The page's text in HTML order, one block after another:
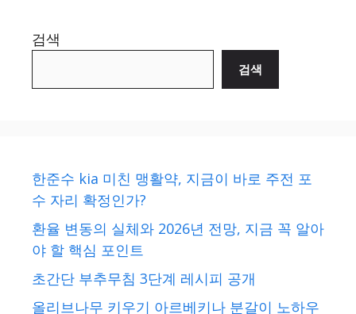
검색
검색
한준수 kia 미친 맹활약, 지금이 바로 주전 포
수 자리 확정인가?
환율 변동의 실체와 2026년 전망, 지금 꼭 알아
야 할 핵심 포인트
초간단 부추무침 3단계 레시피 공개
올리브나무 키우기 아르베키나 분갈이 노하우